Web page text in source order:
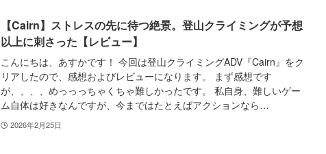
【Cairn】ストレスの先に待つ絶景。登山クライミングが予想
以上に刺さった【レビュー】
こんにちは、あすかです！ 今回は登山クライミングADV『Cairn』をク
リアしたので、感想およびレビューになります。 まず感想です
が、、、、めっっっちゃくちゃ難しかったです。 私自身、難しいゲー
ム自体は好きなんですが、今まではたとえばアクションなら…
2026年2月25日